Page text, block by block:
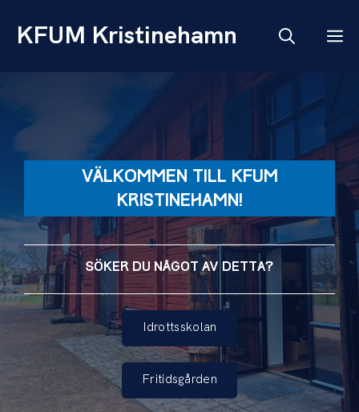
KFUM Kristinehamn
VÄLKOMMEN TILL KFUM
KRISTINEHAMN!
SÖKER DU NÅGOT AV DETTA?
Idrottsskolan
Fritidsgården